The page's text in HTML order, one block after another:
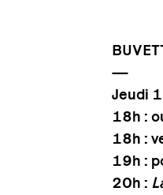
—
Jeudi
18h :
18h :
19h :
20h :